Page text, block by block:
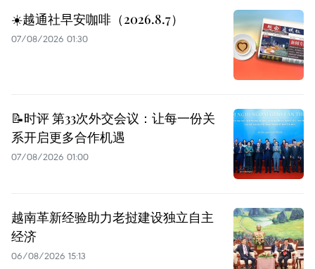
☀️越通社早安咖啡（2026.8.7）
07/08/2026 01:30
📝时评 第33次外交会议：让每一份关
系开启更多合作机遇
07/08/2026 01:00
越南革新经验助力老挝建设独立自主
经济
06/08/2026 15:13